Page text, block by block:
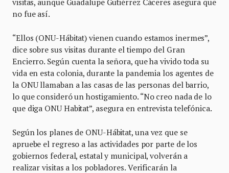
no fue así.
“Ellos (ONU-Hábitat) vienen cuando estamos inermes”,
dice sobre sus visitas durante el tiempo del Gran
Encierro. Según cuenta la señora, que ha vivido toda su
vida en esta colonia, durante la pandemia los agentes de
la ONU llamaban a las casas de las personas del barrio,
lo que consideró un hostigamiento. “No creo nada de lo
que diga ONU Habitat”, asegura en entrevista telefónica.
Según los planes de ONU-Hábitat, una vez que se
apruebe el regreso a las actividades por parte de los
gobiernos federal, estatal y municipal, volverán a
realizar visitas a los pobladores. Verificarán la